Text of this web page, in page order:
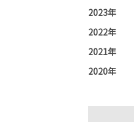
2023年
2022年
2021年
2020年